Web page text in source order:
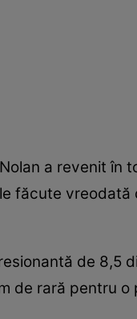
a revenit
făcute
de 8,5
de rară pentru